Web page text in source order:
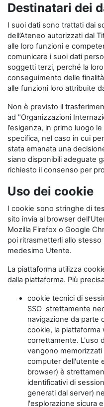
Destinatari dei
I suoi dati sono trattati dai
dell’Ateneo autorizzati dal
alle loro funzioni e
comunicare i suoi dati
soggetti terzi, perché la
conseguimento delle
alle funzioni loro attribuite
Non è previsto il
ad "Organizzazioni
l’esigenza, in primo luogo
specifica, nel caso in cui
stata emanata una
siano disponibili adeguate
richiesto il consenso per
Uso dei cookie
I cookie sono stringhe di
sito invia al browser
Mozilla Firefox o Google
poi ritrasmetterli allo
medesimo Utente.
La piattaforma utilizza
dalla piattaforma. Più
cookie tecnici di
SSO strettamente
navigazione da parte
cookie, la
correttamente. L'uso
vengono
computer dell'utente
browser) è
identificativi di
generati dal server)
l'esplorazione sicura